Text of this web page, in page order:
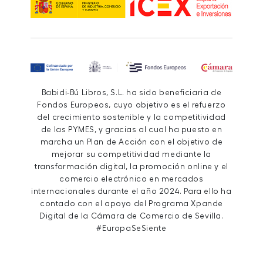
Babidi-Bú Libros, S.L. ha sido beneficiaria de
Fondos Europeos, cuyo objetivo es el refuerzo
del crecimiento sostenible y la competitividad
de las PYMES, y gracias al cual ha puesto en
marcha un Plan de Acción con el objetivo de
mejorar su competitividad mediante la
transformación digital, la promoción online y el
comercio electrónico en mercados
internacionales durante el año 2024. Para ello ha
contado con el apoyo del Programa Xpande
Digital de la Cámara de Comercio de Sevilla.
#EuropaSeSiente